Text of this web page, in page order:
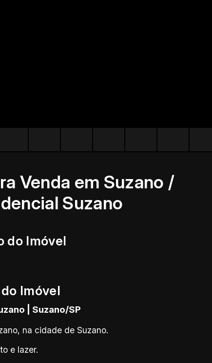
Venda em Suzano /
Suzano
do Imóvel
Imóvel
| Suzano/SP
na cidade de Suzano.
e lazer.